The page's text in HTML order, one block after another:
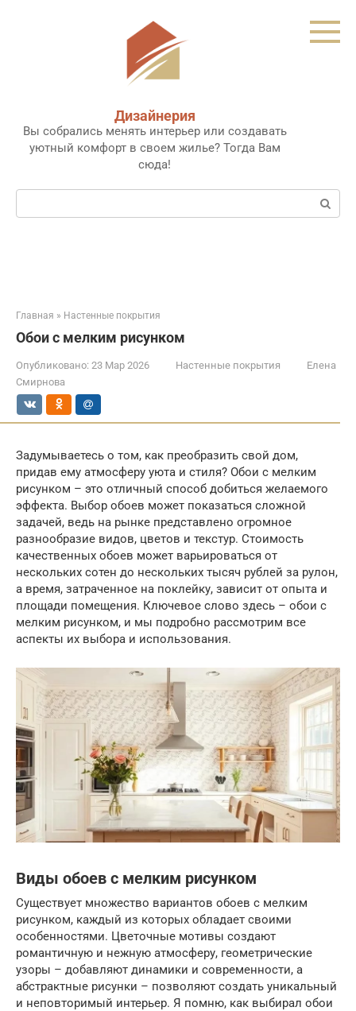
Дизайнерия
Вы собрались менять интерьер или создавать
уютный комфорт в своем жилье? Тогда Вам
сюда!
Поиск:
Главная » Настенные покрытия
Обои с мелким рисунком
Опубликовано: 23 Мар 2026 Настенные покрытия
Елена
Смирнова
Задумываетесь о том, как преобразить свой дом,
придав ему атмосферу уюта и стиля? Обои с мелким
рисунком – это отличный способ добиться желаемого
эффекта. Выбор обоев может показаться сложной
задачей, ведь на рынке представлено огромное
разнообразие видов, цветов и текстур. Стоимость
качественных обоев может варьироваться от
нескольких сотен до нескольких тысяч рублей за рулон,
а время, затраченное на поклейку, зависит от опыта и
площади помещения. Ключевое слово здесь – обои с
мелким рисунком, и мы подробно рассмотрим все
аспекты их выбора и использования.
Виды обоев с мелким рисунком
Существует множество вариантов обоев с мелким
рисунком, каждый из которых обладает своими
особенностями. Цветочные мотивы создают
романтичную и нежную атмосферу, геометрические
узоры – добавляют динамики и современности, а
абстрактные рисунки – позволяют создать уникальный
и неповторимый интерьер. Я помню, как выбирал обои